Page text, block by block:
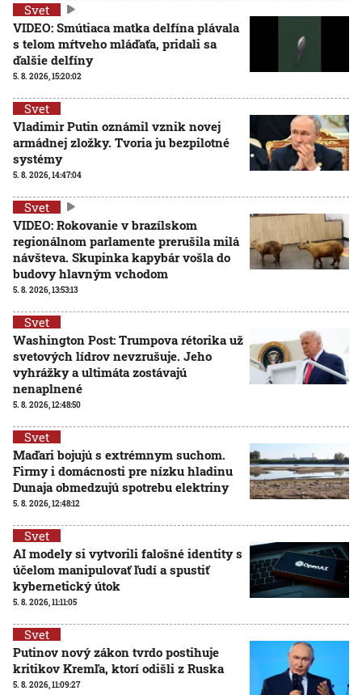
Svet
VIDEO: Smútiaca matka delfína plávala
s telom mŕtveho mláďaťa, pridali sa
ďalšie delfíny
5. 8. 2026, 15:20:02
Svet
Vladimir Putin oznámil vznik novej
armádnej zložky. Tvoria ju bezpilotné
systémy
5. 8. 2026, 14:47:04
Svet
VIDEO: Rokovanie v brazílskom
regionálnom parlamente prerušila milá
návšteva. Skupinka kapybár vošla do
budovy hlavným vchodom
5. 8. 2026, 13:53:13
Svet
Washington Post: Trumpova rétorika už
svetových lídrov nevzrušuje. Jeho
vyhrážky a ultimáta zostávajú
nenaplnené
5. 8. 2026, 12:48:50
Svet
Maďari bojujú s extrémnym suchom.
Firmy i domácnosti pre nízku hladinu
Dunaja obmedzujú spotrebu elektriny
5. 8. 2026, 12:48:12
Svet
AI modely si vytvorili falošné identity s
účelom manipulovať ľudí a spustiť
kybernetický útok
5. 8. 2026, 11:11:05
Svet
Putinov nový zákon tvrdo postihuje
kritikov Kremľa, ktorí odišli z Ruska
5. 8. 2026, 11:09:27